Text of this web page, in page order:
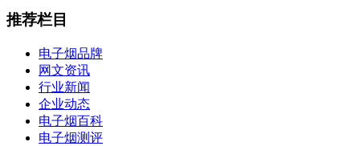
推荐栏目
电子烟品牌
网文资讯
行业新闻
企业动态
电子烟百科
电子烟测评